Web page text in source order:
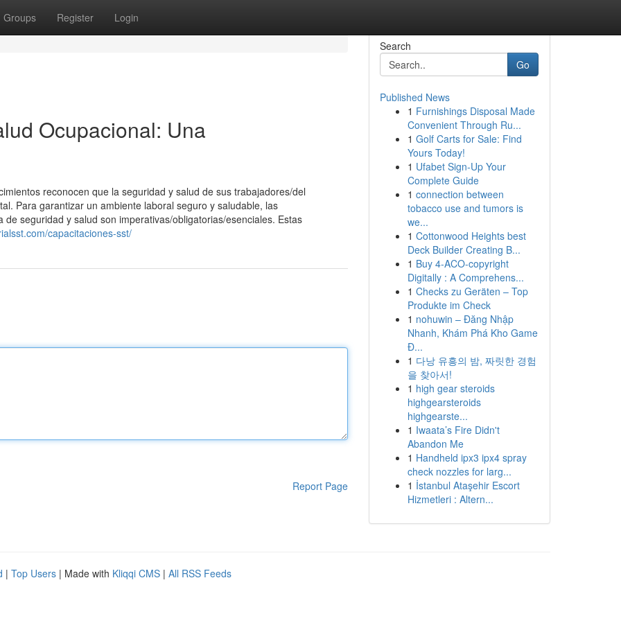
Groups Register Login
Ocupacional: Una
reconocen que la seguridad y salud de sus trabajadores/del
Para garantizar un ambiente laboral seguro y saludable, las
seguridad y salud son imperativas/obligatorias/esenciales. Estas
capacitaciones-sst/
Report Page
Search
Go
Published News
1 Furnishings Disposal Made
Convenient Through Ru...
1 Golf Carts for Sale: Find
Yours Today!
1 Ufabet Sign-Up Your
Complete Guide
1 connection between
tobacco use and tumors is
we...
1 Cottonwood Heights best
Deck Builder Creating B...
1 Buy 4-ACO-copyright
Digitally : A Comprehens...
1 Checks zu Geräten – Top
Produkte im Check
1 nohuwin – Đăng Nhập
Nhanh, Khám Phá Kho Game
Đ...
1 다낭 유흥의 밤, 짜릿한 경험
을 찾아서!
1 high gear steroids
highgearsteroids
highgearste...
1 Iwaata’s Fire Didn't
Abandon Me
1 Handheld ipx3 ipx4 spray
check nozzles for larg...
1 İstanbul Ataşehir Escort
Hizmetleri : Altern...
| Top Users | Made with Kliqqi CMS | All RSS Feeds